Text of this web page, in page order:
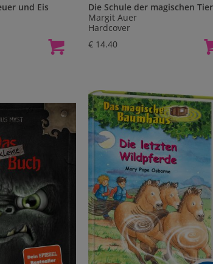
und Eis
Margit Auer
Hardcover
€ 14.40